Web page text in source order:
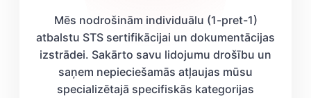
Mēs nodrošinām individuālu (1-pret-1)
atbalstu STS sertifikācijai un dokumentācijas
izstrādei. Sakārto savu lidojumu drošību un
saņem nepieciešamās atļaujas mūsu
specializētajā specifiskās kategorijas